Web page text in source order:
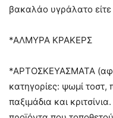
βακαλάο υγράλατο
*ΑΛΜΥΡΑ ΚΡΑΚΕΡΣ
*ΑΡΤΟΣΚΕΥΑΣΜΑΤΑ
κατηγορίες: ψωμί τοστ,
παξιμάδια και